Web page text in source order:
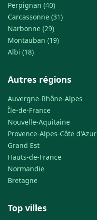
Perpignan (40)
Carcassonne (31)
Narbonne (29)
Montauban (19)
Albi (18)
Autres régions
Auvergne-Rhône-Alpes
Île-de-France
Nouvelle-Aquitaine
Provence-Alpes-Côte d'Azur
Grand Est
Hauts-de-France
Normandie
Bretagne
Top villes